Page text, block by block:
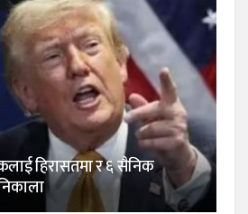
हिरासतमा र ६ सैनिक